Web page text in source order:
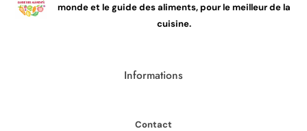
monde et le guide des aliments, pour le meilleur de la
cuisine.
Informations
Contact